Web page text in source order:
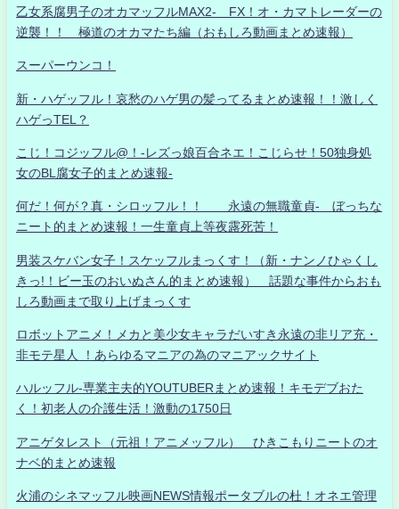
乙女系腐男子のオカマッフルMAX2- FX！オ・カマトレーダーの
逆襲！！ 極道のオカマたち編（おもしろ動画まとめ速報）
スーパーウンコ！
新・ハゲッフル！哀愁のハゲ男の髪ってるまとめ速報！！激しく
ハゲっTEL？
こじ！コジッフル@！-レズっ娘百合ネエ！こじらせ！50独身処
女のBL腐女子的まとめ速報-
何だ！何が？真・シロッフル！！ 永遠の無職童貞- ぼっちな
ニート的まとめ速報！一生童貞上等夜露死苦！
男装スケバン女子！スケッフルまっくす！（新・ナンノひゃくし
きっ!！ビー玉のおいぬさん的まとめ速報） 話題な事件からおも
しろ動画まで取り上げまっくす
ロボットアニメ！メカと美少女キャラだいすき永遠の非リア充・
非モテ星人 ！あらゆるマニアの為のマニアックサイト
ハルッフル-専業主夫的YOUTUBERまとめ速報！キモデブおた
く！初老人の介護生活！激動の1750日
アニゲタレスト（元祖！アニメッフル） ひきこもりニートのオ
ナベ的まとめ速報
火浦のシネマッフル映画NEWS情報ポータブルの杜！オネエ管理